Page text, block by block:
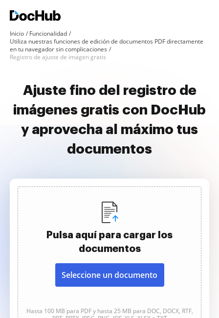
Inicio
Funcionalidad
Utiliza nuestras funciones de edición de documentos PDF directamente
en tu navegador sin complicaciones
Registro de ajuste de imagen gratis
Ajuste fino del registro de
imágenes gratis con DocHub
y aprovecha al máximo tus
documentos
Pulsa aquí para cargar los
documentos
Seleccione un documento
Hasta 100 MB para PDF y hasta 25 MB para DOC, DOCX, RTF,